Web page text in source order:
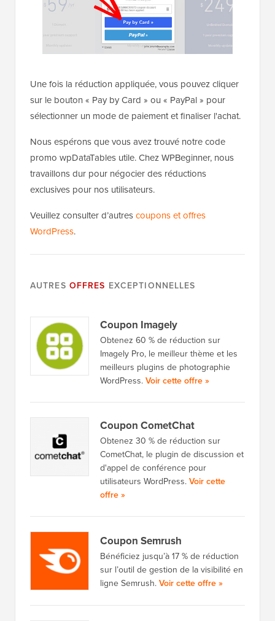
Une fois la réduction appliquée, vous pouvez cliquer
sur le bouton « Pay by Card » ou « PayPal » pour
sélectionner un mode de paiement et finaliser l'achat.
Nous espérons que vous avez trouvé notre code
promo wpDataTables utile. Chez WPBeginner, nous
travaillons dur pour négocier des réductions
exclusives pour nos utilisateurs.
Veuillez consulter d’autrescoupons et offres
WordPress.
AUTRES OFFRES EXCEPTIONNELLES
Coupon Imagely
Obtenez 60 % de réduction sur
Imagely Pro, le meilleur thème et les
meilleurs plugins de photographie
WordPress. Voir cette offre »
Coupon CometChat
Obtenez 30 % de réduction sur
CometChat, le plugin de discussion et
d'appel de conférence pour
utilisateurs WordPress. Voir cette
offre »
Coupon Semrush
Bénéficiez jusqu’à 17 % de réduction
sur l’outil de gestion de la visibilité en
ligne Semrush. Voir cette offre »